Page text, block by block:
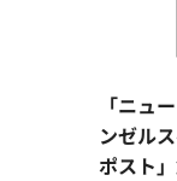
「ニュ
ンゼル
ポスト